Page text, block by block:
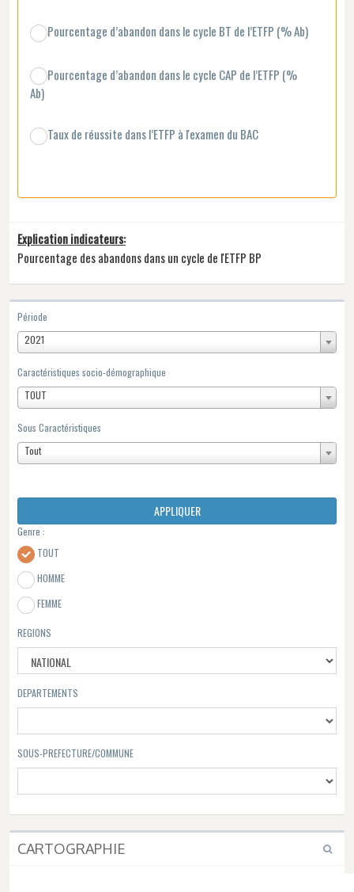
Pourcentage d’abandon dans le cycle BT de l’ETFP (% Ab)
Pourcentage d’abandon dans le cycle CAP de l’ETFP (%
Ab)
Taux de réussite dans l’ETFP à l'examen du BAC
Explication indicateurs:
Pourcentage des abandons dans un cycle de l'ETFP BP
Période
2021
Caractéristiques socio-démographique
TOUT
Sous Caractéristiques
Tout
APPLIQUER
Genre :
TOUT
HOMME
FEMME
REGIONS
DEPARTEMENTS
SOUS-PREFECTURE/COMMUNE
CARTOGRAPHIE